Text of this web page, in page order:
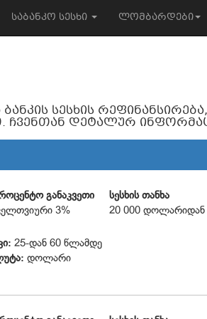
საბანკო სესხი ლომბარდები
ბანკის სესხის
დეტალურ
განაკვეთი
3%
სესხის თანხა
20 000 დოლარიდან
25-დან 60 წლამდე
დოლარი